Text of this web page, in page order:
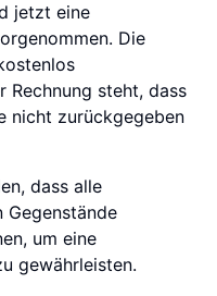
jetzt eine
Die
Rechnung steht, dass
nicht zurückgegeben
dass alle
Gegenstände
um eine
gewährleisten.